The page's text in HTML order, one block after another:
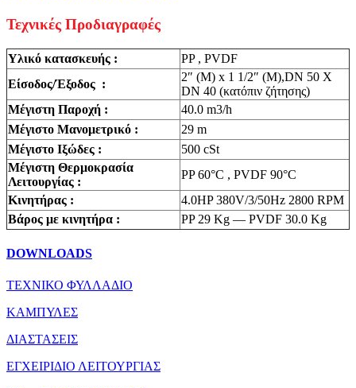
Τεχνικές Προδιαγραφές
Υλικό κατασκευής :
PP , PVDF
Είσοδος/Έξοδος :
2″ (M) x 1 1/2″ (M),DN 50 X
DN 40 (κατόπιν ζήτησης)
Μέγιστη Παροχή :
40.0 m3/h
Μέγιστο Μανομετρικό :
29 m
Μέγιστο Ιξώδες :
500 cSt
Μέγιστη Θερμοκρασία
Λειτουργίας :
PP 60°C , PVDF 90°C
Κινητήρας :
4.0HP 380V/3/50Hz 2800 RPM
Βάρος με κινητήρα :
PP 29 Kg — PVDF 30.0 Kg
DOWNLOADS
ΤΕΧΝΙΚΟ ΦΥΛΛΑΔΙΟ
ΚΑΜΠΥΛΕΣ
ΔΙΑΣΤΑΣΕΙΣ
ΕΓΧΕΙΡΙΔΙΟ ΛΕΙΤΟΥΡΓΙΑΣ